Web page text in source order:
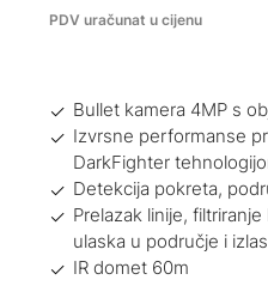
PDV uračunat u cijenu
Bullet kamera 4MP s
Izvrsne performanse
DarkFighter
Detekcija pokreta,
Prelazak linije,
ulaska u područje i
IR domet 60m